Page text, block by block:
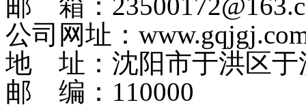
公司网址：
地 址：沈阳市于洪区于
邮 编：110000